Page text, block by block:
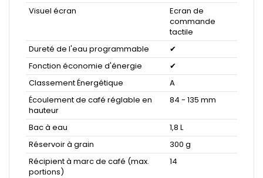
Visuel écran
Ecran de
commande
tactile
Dureté de l'eau programmable
✔
Fonction économie d'énergie
✔
Classement Énergétique
A
Écoulement de café réglable en
hauteur
84 - 135 mm
Bac à eau
1,8 L
Réservoir à grain
300 g
Récipient à marc de café (max.
portions)
14